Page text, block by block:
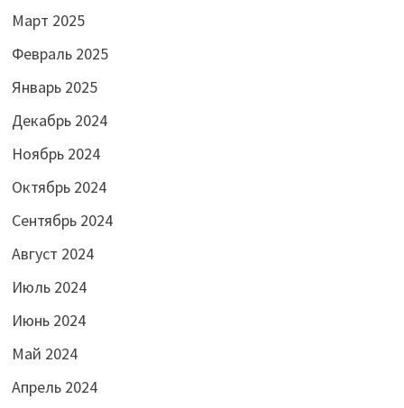
Март 2025
Февраль 2025
Январь 2025
Декабрь 2024
Ноябрь 2024
Октябрь 2024
Сентябрь 2024
Август 2024
Июль 2024
Июнь 2024
Май 2024
Апрель 2024